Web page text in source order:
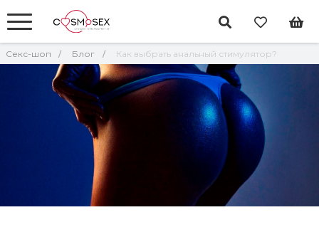
Секс-шоп Блог Как выбрать анальный стимулятор?